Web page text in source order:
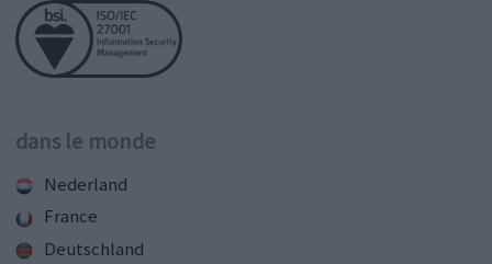
dans le monde
Nederland
France
Deutschland